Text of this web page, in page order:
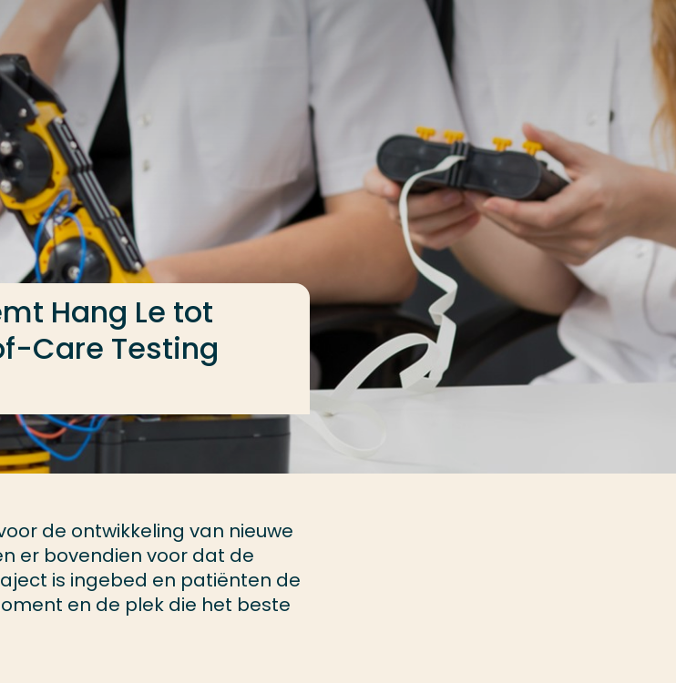
Hang Le tot
Care Testing
de ontwikkeling van nieuwe
er bovendien voor dat de
is ingebed en patiënten de
en de plek die het beste